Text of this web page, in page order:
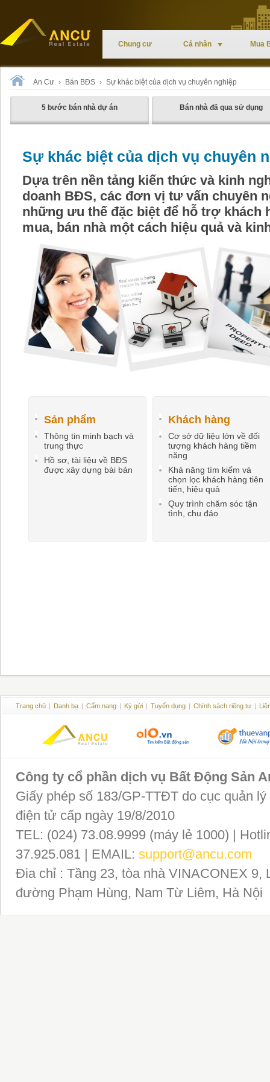
Chung cư Cá nhân Mua
An Cư › Bán BĐS › Sự khác biệt của dịch vụ chuyên nghiệp
5 bước bán nhà dự án Bán nhà đã qua sử dụng
Sự khác biệt của dịch vụ chuyên
Dựa trên nền tảng kiến thức và kinh
doanh BĐS, các đơn vị tư vấn chuyên
những ưu thế đặc biệt để hỗ trợ khách
mua, bán nhà một cách hiệu quả và
Sản phẩm
Thông tin minh bạch và
trung thực
Hồ sơ, tài liệu về BĐS
được xây dựng bài bản
Khách hàng
Cơ sở dữ liệu lớn về đối
tượng khách hàng tiềm
năng
Khả năng tìm kiếm và
chọn lọc khách hàng tiên
tiến, hiệu quả
Quy trình chăm sóc tận
tình, chu đáo
Trang chủ | Danh bạ | Cẩm nang | Ký gửi | Tuyển dụng | Chính sách riêng tư |
Công ty cổ phần dịch vụ Bất Động Sản
Giấy phép số 183/GP-TTĐT do cục quản
điện tử cấp ngày 19/8/2010
TEL: (024) 73.08.9999 (máy lẻ 1000) |
37.925.081 | EMAIL: support@ancu.com
Đia chỉ : Tầng 23, tòa nhà VINACONEX 9,
đường Phạm Hùng, Nam Từ Liêm, Hà Nội